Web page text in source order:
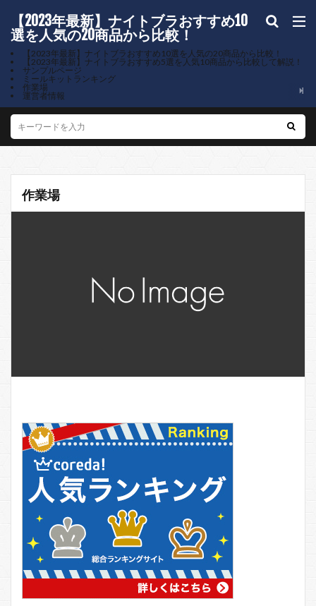
【2023年最新】ナイトブラおすすめ10
選を人気の20商品から比較！
【2023年最新】ナイトブラおすすめ10選を人気の20商品から比較！
【2023年最新】ナイトブラおすすめ5選を人気10商品から比較して解説！
サンプルページ
ミールキットランキング
作業場
運営者情報
作業場